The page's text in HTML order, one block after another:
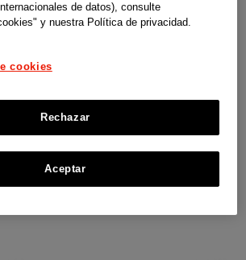
de datos), consulte
y nuestra Política de privacidad.
cookies
Rechazar
Aceptar